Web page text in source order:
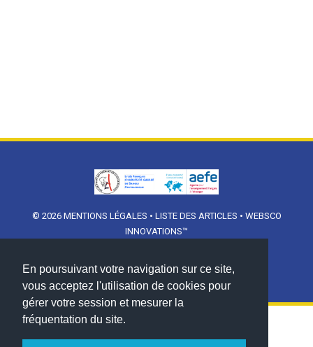
En poursuivant votre navigation sur ce site,
vous acceptez l'utilisation de cookies pour
gérer votre session et mesurer la
fréquentation du site.
© 2026 MENTIONS LÉGALES • LISTE DES ARTICLES • WEBSCO
INNOVATIONS™